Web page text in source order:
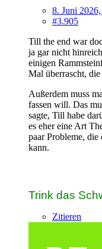
8. Juni
#3.905
Till the end war
ja gar nicht
einigen
Mal überrascht,
Außerdem muss
fassen will. Das
sagte, Till habe
es eher eine Art
paar Probleme,
kann.
Trink das
Zitieren